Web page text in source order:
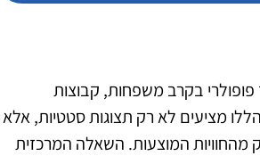
פופולרי בקרב משפחות, קבוצות
מציעים לא רק תצוגות סטטיות, אלא
מהחוויות המוצעות. השאלה המרכזית